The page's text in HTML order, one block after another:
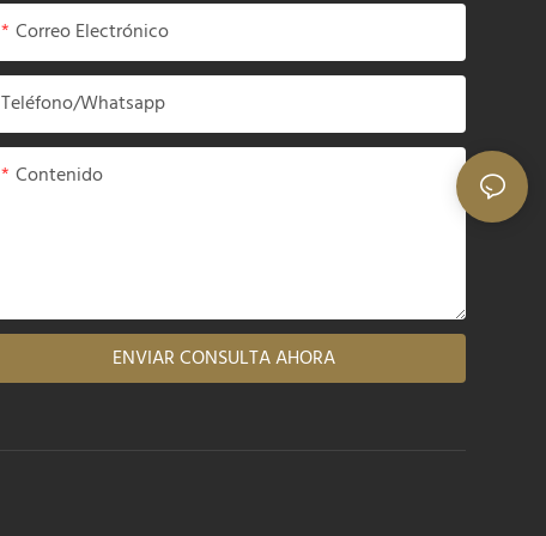
Correo Electrónico
Teléfono/whatsapp
Contenido
ENVIAR CONSULTA AHORA